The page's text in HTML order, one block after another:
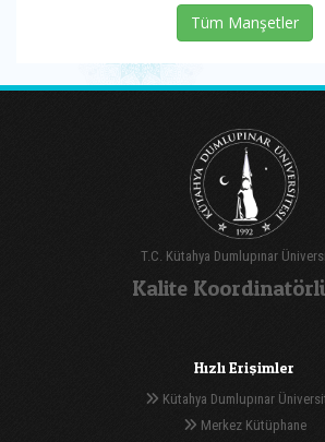
Tüm Manşetler
T.C. Kütahya Dumlupınar
Kalite
Hızlı Erişimler
Kütahya Dumlupınar
Merkez Kütüphane